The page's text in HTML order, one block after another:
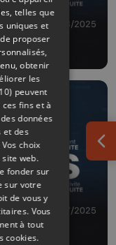
16/08/2025
29/07/2025
telles que
uniques et
proposer
obtenir
les
peuvent
fins et à
données
et des
choix
site web.
fonder sur
sur votre
de vous y
. Vous
à tout
cookies.